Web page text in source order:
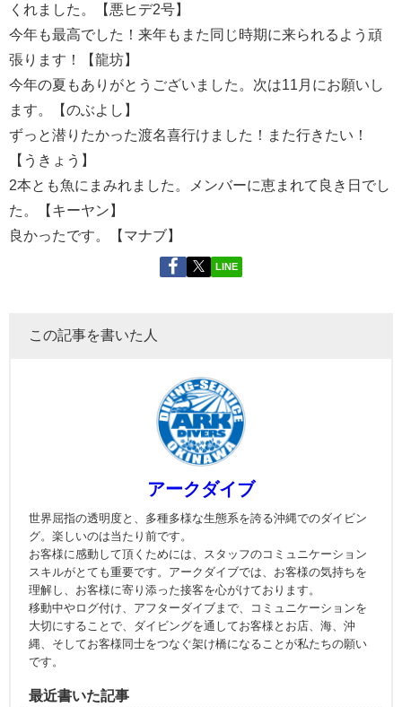
くれました。【悪ヒデ2号】
今年も最高でした！来年もまた同じ時期に来られるよう頑
張ります！【龍坊】
今年の夏もありがとうございました。次は11月にお願いし
ます。【のぶよし】
ずっと潜りたかった渡名喜行けました！また行きたい！
【うきょう】
2本とも魚にまみれました。メンバーに恵まれて良き日でし
た。【キーヤン】
良かったです。【マナブ】
LINE
この記事を書いた人
アークダイブ
世界屈指の透明度と、多種多様な生態系を誇る沖縄でのダイビン
グ。楽しいのは当たり前です。
お客様に感動して頂くためには、スタッフのコミュニケーション
スキルがとても重要です。アークダイブでは、お客様の気持ちを
理解し、お客様に寄り添った接客を心がけております。
移動中やログ付け、アフターダイブまで、コミュニケーションを
大切にすることで、ダイビングを通してお客様とお店、海、沖
縄、そしてお客様同士をつなぐ架け橋になることが私たちの願い
です。
最近書いた記事